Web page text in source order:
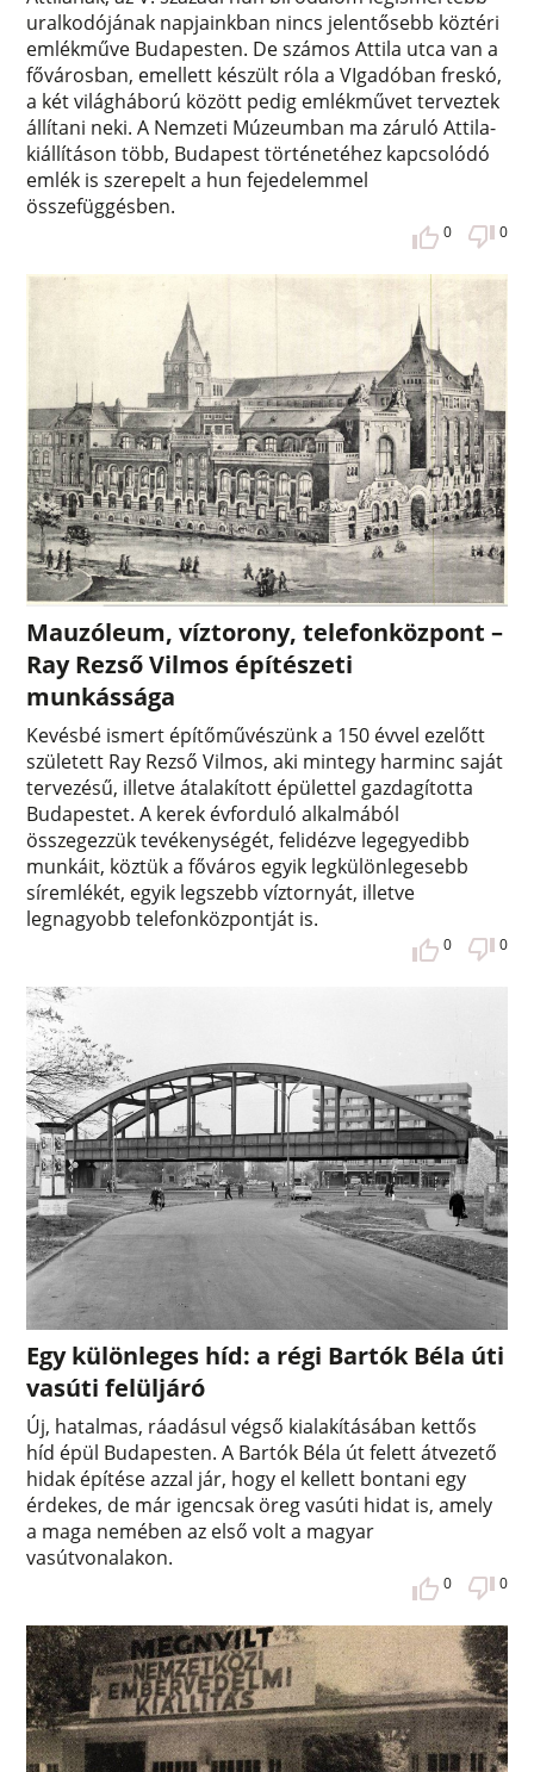
uralkodójának napjainkban nincs jelentősebb köztéri
emlékműve Budapesten. De számos Attila utca van a
fővárosban, emellett készült róla a VIgadóban freskó,
a két világháború között pedig emlékművet terveztek
állítani neki. A Nemzeti Múzeumban ma záruló Attila-
kiállításon több, Budapest történetéhez kapcsolódó
emlék is szerepelt a hun fejedelemmel
összefüggésben.
0 0
Mauzóleum, víztorony, telefonközpont –
Ray Rezső Vilmos építészeti
munkássága
Kevésbé ismert építőművészünk a 150 évvel ezelőtt
született Ray Rezső Vilmos, aki mintegy harminc saját
tervezésű, illetve átalakított épülettel gazdagította
Budapestet. A kerek évforduló alkalmából
összegezzük tevékenységét, felidézve legegyedibb
munkáit, köztük a főváros egyik legkülönlegesebb
síremlékét, egyik legszebb víztornyát, illetve
legnagyobb telefonközpontját is.
0 0
Egy különleges híd: a régi Bartók Béla úti
vasúti felüljáró
Új, hatalmas, ráadásul végső kialakításában kettős
híd épül Budapesten. A Bartók Béla út felett átvezető
hidak építése azzal jár, hogy el kellett bontani egy
érdekes, de már igencsak öreg vasúti hidat is, amely
a maga nemében az első volt a magyar
vasútvonalakon.
0 0